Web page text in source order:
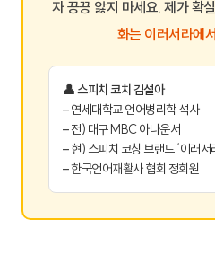
자 끙끙 앓지 마세요. 제가 확
화는 이러서라에
👤 스피치 코치 김설아
– 연세대학교 언어병리학 석사
– 전) 대구 MBC 아나운서
– 현) 스피치 코칭 브랜드 ‘이러서
– 한국언어재활사 협회 정회원